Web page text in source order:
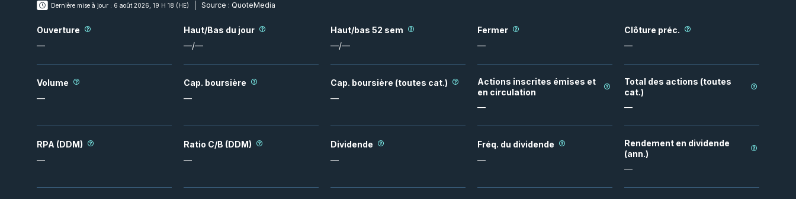
Dernière mise à jour : 6 août 2026, 19 H 18 (HE) Source : QuoteMedia
Ouverture
—
Haut/Bas du jour
—/—
Haut/bas 52 sem
—/—
Fermer
—
Clôture préc.
—
Volume
—
Cap. boursière
—
Cap. boursière (toutes cat.)
—
Actions inscrites émises et
en circulation
—
Total des actions (toutes
cat.)
—
RPA (DDM)
—
Ratio C/B (DDM)
—
Dividende
—
Fréq. du dividende
—
Rendement en dividende
(ann.)
—